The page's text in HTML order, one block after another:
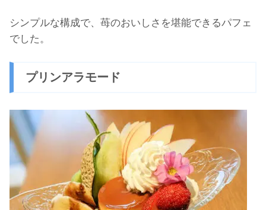
シンプルな構成で、苺のおいしさを堪能できるパフェ
でした。
プリンアラモード